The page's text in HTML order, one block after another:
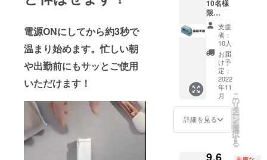
電源ONにしてから約3秒で
温まり始めます。忙しい朝
や出勤前にもサッとご使用
いただけます！
ている
環境か
ら量産
体制を
更に整
えるこ
とがで
きた場
合、正
規販売
価格が
販売予
定価格
ござい
まれて
おりま
す。
【その
他注意
事項】
※本プロ
ジェク
トを通
して想
定を上
回るご
支援を
ている
10名様
限
定！】
「MINI
RON」
1個 [一
般販売
予定価
12,000
（税・
送料
込）の
30％OF
料につ
支援
者：
10人
お届
け予
定：
2022
年11
月
詳細を見る
こ
の
リ
タ
ー
ン
を
選
択
す
る